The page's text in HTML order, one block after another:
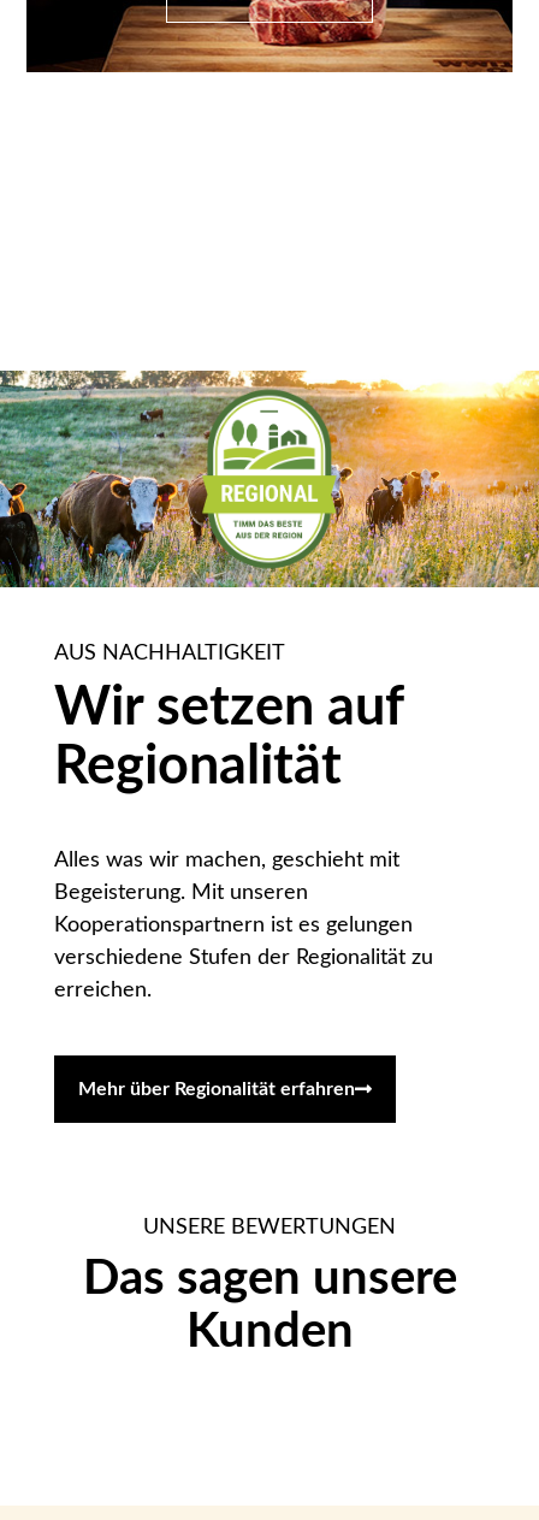
AUS NACHHALTIGKEIT
Wir setzen auf
Regionalität
Alles was wir machen, geschieht mit
Begeisterung. Mit unseren
Kooperationspartnern ist es gelungen
verschiedene Stufen der Regionalität zu
erreichen.
Mehr über Regionalität erfahren
UNSERE BEWERTUNGEN
Das sagen unsere
Kunden